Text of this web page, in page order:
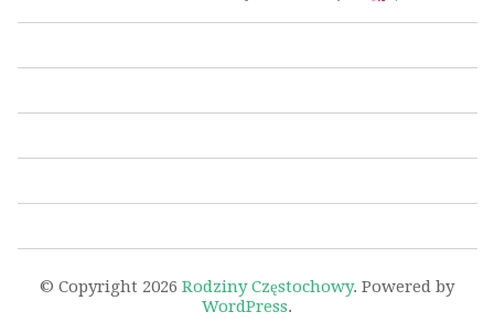
© Copyright 2026 Rodziny Częstochowy. Powered by
WordPress.